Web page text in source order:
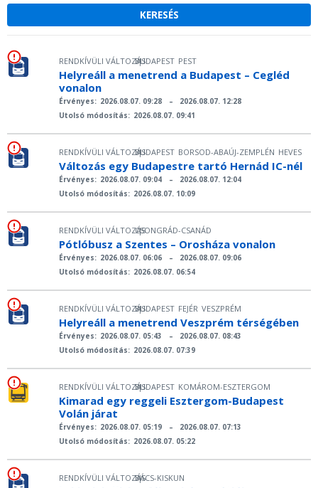
RENDKÍVÜLI VÁLTOZÁS
|
BUDAPEST PEST
Helyreáll a menetrend a Budapest – Cegléd
vonalon
Érvényes: 2026.08.07. 09:28 –
2026.08.07. 12:28
Utolsó módosítás: 2026.08.07. 09:41
RENDKÍVÜLI VÁLTOZÁS
|
BUDAPEST BORSOD-ABAÚJ-ZEMPLÉN HEVES
Változás egy Budapestre tartó Hernád IC-nél
Érvényes: 2026.08.07. 09:04 –
2026.08.07. 12:04
Utolsó módosítás: 2026.08.07. 10:09
RENDKÍVÜLI VÁLTOZÁS
|
CSONGRÁD-CSANÁD
Pótlóbusz a Szentes – Orosháza vonalon
Érvényes: 2026.08.07. 06:06 –
2026.08.07. 09:06
Utolsó módosítás: 2026.08.07. 06:54
RENDKÍVÜLI VÁLTOZÁS
|
BUDAPEST FEJÉR VESZPRÉM
Helyreáll a menetrend Veszprém térségében
Érvényes: 2026.08.07. 05:43 –
2026.08.07. 08:43
Utolsó módosítás: 2026.08.07. 07:39
RENDKÍVÜLI VÁLTOZÁS
|
BUDAPEST KOMÁROM-ESZTERGOM
Kimarad egy reggeli Esztergom-Budapest
Volán járat
Érvényes: 2026.08.07. 05:19 –
2026.08.07. 07:13
Utolsó módosítás: 2026.08.07. 05:22
RENDKÍVÜLI VÁLTOZÁS
|
BÁCS-KISKUN